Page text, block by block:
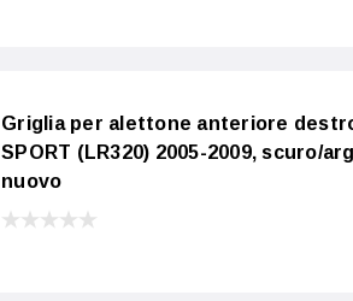
Griglia per alettone anteriore destro
SPORT (LR320) 2005-2009, scuro/
nuovo